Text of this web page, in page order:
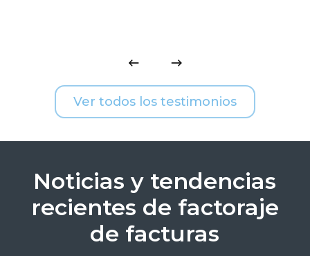
Ver todos los testimonios
Noticias y tendencias
recientes de factoraje
de facturas